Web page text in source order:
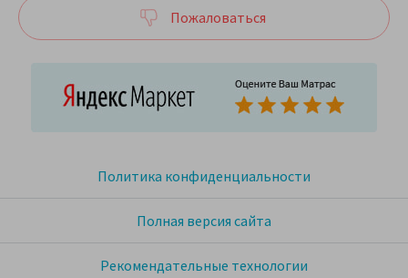
Политика конфиденциальности
Полная версия сайта
Рекомендательные технологии
Пожаловаться